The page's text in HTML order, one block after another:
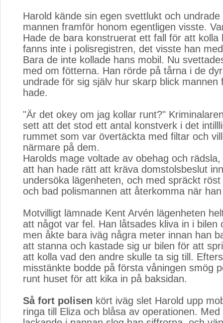
Harold kände sin egen svettlukt och
mannen framför honom egentligen visste.
Hade de bara konstruerat ett fall för att kolla
fanns inte i polisregistren, det visste han
Bara de inte kollade hans mobil. Nu
med om fötterna. Han rörde på tårna i de
undrade för sig själv hur skarp blick mannen
hade.
"Är det okey om jag kollar runt?"
sett att det stod ett antal konstverk i det
rummet som var övertäckta med filtar och
närmare på dem.
Harolds mage voltade av obehag och
att han hade rätt att kräva domstolsbeslut
undersöka lägenheten, och med spräckt
och bad polismannen att återkomma när
Motvilligt lämnade Kent Arvén lägenheten
att något var fel. Han låtsades kliva in i bilen
men åkte bara iväg några meter innan han
att stanna och kastade sig ur bilen för att
att kolla vad den andre skulle ta sig till.
misstänkte bodde på första våningen smög
runt huset för att kika in på baksidan.
Så fort polisen kört iväg slet Harold upp
ringa till Eliza och blåsa av operationen.